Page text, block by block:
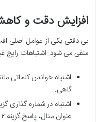
افزایش دقت و
بی دقتی یکی از عوامل اصلی
منفی می شود. اشتباهات رایج
اشتباه خواندن کلماتی
گاهی.
اشتباه در شماره گذاری
عنوان مثال، پاسخ گزینه ۲ را در خانه ۳ وارد کردن).